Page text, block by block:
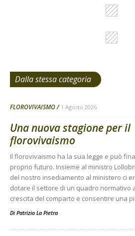
Dalla stessa categoria
FLOROVIVAISMO 1 Agosto 2026
Una nuova stagione per il
florovivaismo
Il florovivaismo ha la sua legge e può
proprio futuro. Insieme al ministro
del nostro insediamento al ministero ci
dotare il settore di un quadro normativo
crescita del comparto e consentire una
Di Patrizio La Pietra -